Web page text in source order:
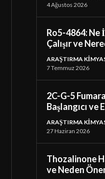
4 Ağustos 2026
Ro5-4864: Ne
Çalışır ve
ARAŞTIRMA
7 Temmuz 2026
2C-G-5
Başlangıcı ve
ARAŞTIRMA
27 Haziran 2026
Thozalinone
ve Neden